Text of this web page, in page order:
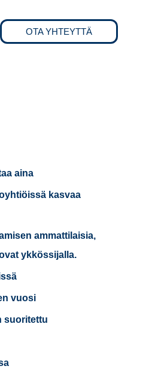
OTA YHTEYTTÄ
aina
kasvaa
ammattilaisia,
ykkössijalla.
vuosi
suoritettu